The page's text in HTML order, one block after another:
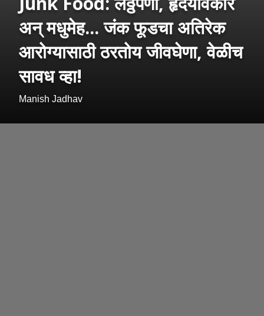
अन् मधुमेह... जंक फूडचा अतिरेक
आरोग्यासाठी ठरतोय जीवघेणा, वेळीच
सावध व्हा!
Manish Jadhav